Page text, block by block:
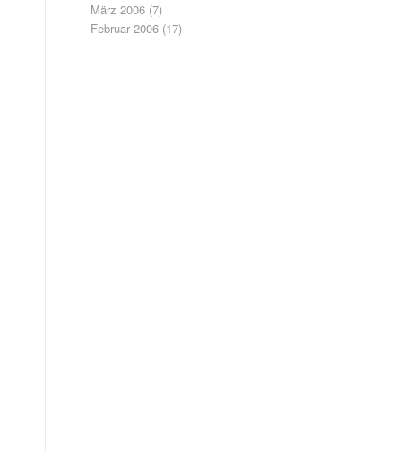
März 2006 (7)
Februar 2006 (17)